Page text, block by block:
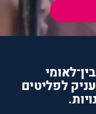
לפליטים